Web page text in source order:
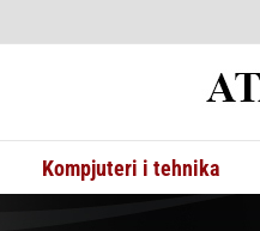
Kompjuteri i tehnika